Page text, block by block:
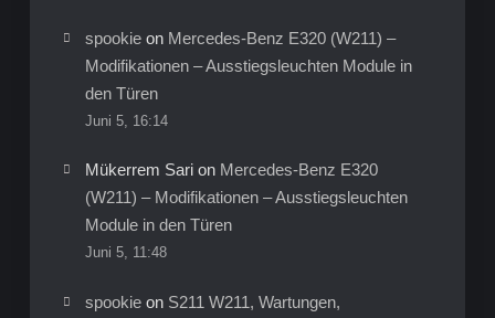
spookieon Mercedes-Benz E320 (W211) –
Modifikationen – Ausstiegsleuchten Module in
den Türen
Juni 5, 16:14
Mükerrem Sarion Mercedes-Benz E320
(W211) – Modifikationen – Ausstiegsleuchten
Module in den Türen
Juni 5, 11:48
spookieon S211 W211, Wartungen,